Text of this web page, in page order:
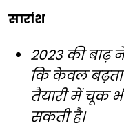
सारांश
2023 की बाढ़
कि केवल बढ़ता
तैयारी में चूक
सकती है।